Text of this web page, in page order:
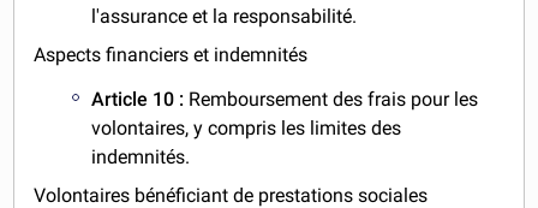
l'assurance et la responsabilité.
Aspects financiers et indemnités
Article 10 : Remboursement des frais pour les
volontaires, y compris les limites des
indemnités.
Volontaires bénéficiant de prestations sociales